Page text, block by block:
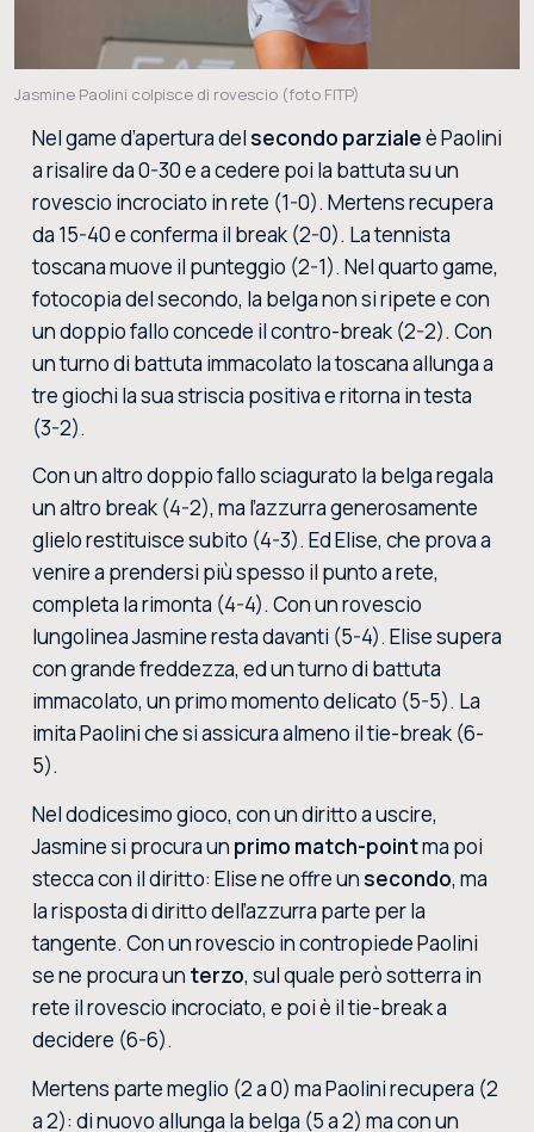
Jasmine Paolini colpisce di rovescio (foto FITP)
Nel game d’apertura delsecondo parzialeè Paolini
a risalire da 0-30 e a cedere poi la battuta su un
rovescio incrociato in rete (1-0). Mertens recupera
da 15-40 e conferma il break (2-0). La tennista
toscana muove il punteggio (2-1). Nel quarto game,
fotocopia del secondo, la belga non si ripete e con
un doppio fallo concede il contro-break (2-2). Con
un turno di battuta immacolato la toscana allunga a
tre giochi la sua striscia positiva e ritorna in testa
(3-2).
Con un altro doppio fallo sciagurato la belga regala
un altro break (4-2), ma l’azzurra generosamente
glielo restituisce subito (4-3). Ed Elise, che prova a
venire a prendersi più spesso il punto a rete,
completa la rimonta (4-4). Con un rovescio
lungolinea Jasmine resta davanti (5-4). Elise supera
con grande freddezza, ed un turno di battuta
immacolato, un primo momento delicato (5-5). La
imita Paolini che si assicura almeno il tie-break (6-
5).
Nel dodicesimo gioco, con un diritto a uscire,
Jasmine si procura un primo match-pointma poi
stecca con il diritto: Elise ne offre unsecondo, ma
la risposta di diritto dell’azzurra parte per la
tangente. Con un rovescio in contropiede Paolini
se ne procura un terzo, sul quale però sotterra in
rete il rovescio incrociato, e poi è il tie-break a
decidere (6-6).
Mertens parte meglio (2 a 0) ma Paolini recupera (2
a 2): di nuovo allunga la belga (5 a 2) ma con un